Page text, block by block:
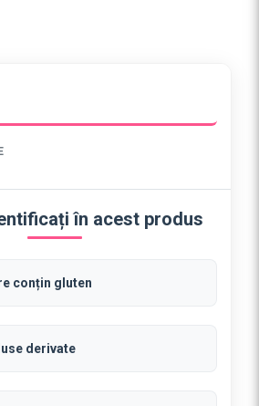
în acest produs
conțin gluten
derivate